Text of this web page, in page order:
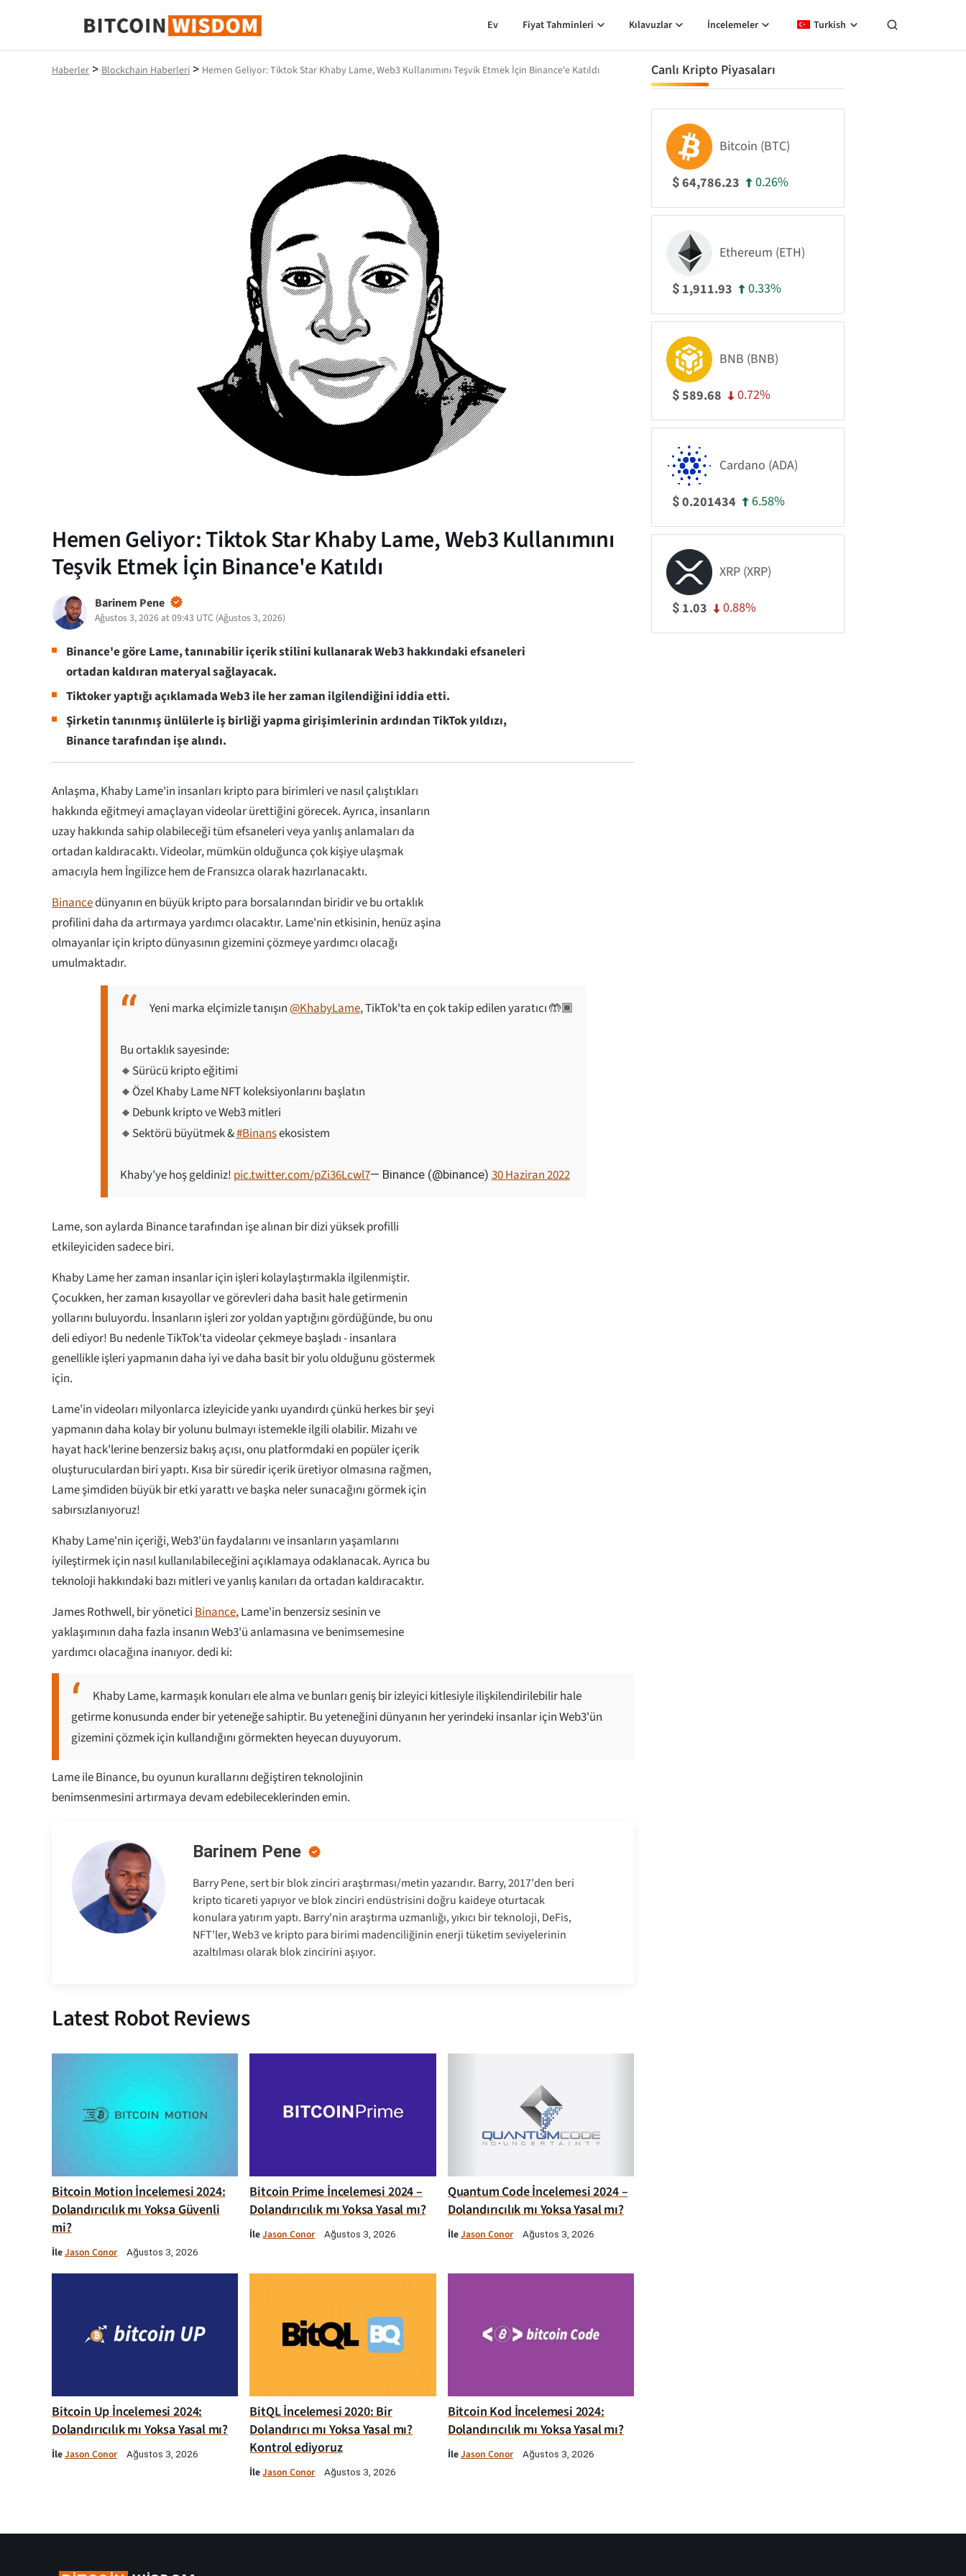
Bitcoin Bilgeliği
Ev Fiyat Tahminleri Kılavuzlar İncelemeler Turkish
Haberler > Blockchain Haberleri > Hemen Geliyor: Tiktok Star Khaby Lame, Web3 Kullanımını Teşvik Etmek İçin Binance'e Katıldı
Hemen Geliyor: Tiktok Star Khaby Lame, Web3 Kullanımını
Teşvik Etmek İçin Binance'e Katıldı
Barinem Pene
Ağustos 3, 2026 at 09:43 UTC (Ağustos 3, 2026)
Binance'e göre Lame, tanınabilir içerik stilini kullanarak Web3 hakkındaki efsaneleri
ortadan kaldıran materyal sağlayacak.
Tiktoker yaptığı açıklamada Web3 ile her zaman ilgilendiğini iddia etti.
Şirketin tanınmış ünlülerle iş birliği yapma girişimlerinin ardından TikTok yıldızı,
Binance tarafından işe alındı.
Anlaşma, Khaby Lame'in insanları kripto para birimleri ve nasıl çalıştıkları
hakkında eğitmeyi amaçlayan videolar ürettiğini görecek. Ayrıca, insanların
uzay hakkında sahip olabileceği tüm efsaneleri veya yanlış anlamaları da
ortadan kaldıracaktı. Videolar, mümkün olduğunca çok kişiye ulaşmak
amacıyla hem İngilizce hem de Fransızca olarak hazırlanacaktı.
Binancedünyanın en büyük kripto para borsalarından biridir ve bu ortaklık
profilini daha da artırmaya yardımcı olacaktır. Lame'nin etkisinin, henüz aşina
olmayanlar için kripto dünyasının gizemini çözmeye yardımcı olacağı
umulmaktadır.
Yeni marka elçimizle tanışın@KhabyLame, TikTok'ta en çok takip edilen yaratıcı 🤲🏾
Bu ortaklık sayesinde:
🔸Sürücü kripto eğitimi
🔸Özel Khaby Lame NFT koleksiyonlarını başlatın
🔸Debunk kripto ve Web3 mitleri
🔸Sektörü büyütmek &#Binansekosistem
Khaby'ye hoş geldiniz! pic.twitter.com/pZi36Lcwl7— Binance (@binance) 30 Haziran 2022
Lame, son aylarda Binance tarafından işe alınan bir dizi yüksek profilli
etkileyiciden sadece biri.
Khaby Lame her zaman insanlar için işleri kolaylaştırmakla ilgilenmiştir.
Çocukken, her zaman kısayollar ve görevleri daha basit hale getirmenin
yollarını buluyordu. İnsanların işleri zor yoldan yaptığını gördüğünde, bu onu
deli ediyor! Bu nedenle TikTok'ta videolar çekmeye başladı - insanlara
genellikle işleri yapmanın daha iyi ve daha basit bir yolu olduğunu göstermek
için.
Lame'in videoları milyonlarca izleyicide yankı uyandırdı çünkü herkes bir şeyi
yapmanın daha kolay bir yolunu bulmayı istemekle ilgili olabilir. Mizahı ve
hayat hack'lerine benzersiz bakış açısı, onu platformdaki en popüler içerik
oluşturuculardan biri yaptı. Kısa bir süredir içerik üretiyor olmasına rağmen,
Lame şimdiden büyük bir etki yarattı ve başka neler sunacağını görmek için
sabırsızlanıyoruz!
Khaby Lame'nin içeriği, Web3'ün faydalarını ve insanların yaşamlarını
iyileştirmek için nasıl kullanılabileceğini açıklamaya odaklanacak. Ayrıca bu
teknoloji hakkındaki bazı mitleri ve yanlış kanıları da ortadan kaldıracaktır.
James Rothwell, bir yöneticiBinance, Lame'in benzersiz sesinin ve
yaklaşımının daha fazla insanın Web3'ü anlamasına ve benimsemesine
yardımcı olacağına inanıyor. dedi ki:
Khaby Lame, karmaşık konuları ele alma ve bunları geniş bir izleyici kitlesiyle ilişkilendirilebilir hale
getirme konusunda ender bir yeteneğe sahiptir. Bu yeteneğini dünyanın her yerindeki insanlar için Web3'ün
gizemini çözmek için kullandığını görmekten heyecan duyuyorum.
Lame ile Binance, bu oyunun kurallarını değiştiren teknolojinin
benimsenmesini artırmaya devam edebileceklerinden emin.
Barinem Pene
Barry Pene, sert bir blok zinciri araştırması/metin yazarıdır. Barry, 2017'den beri
kripto ticareti yapıyor ve blok zinciri endüstrisini doğru kaideye oturtacak
konulara yatırım yaptı. Barry'nin araştırma uzmanlığı, yıkıcı bir teknoloji, DeFis,
NFT'ler, Web3 ve kripto para birimi madenciliğinin enerji tüketim seviyelerinin
azaltılması olarak blok zincirini aşıyor.
Latest Robot Reviews
Bitcoin Motion İncelemesi 2024:
Dolandırıcılık mı Yoksa Güvenli
mi?
İleJason Conor Ağustos 3, 2026
Bitcoin Prime İncelemesi 2024 –
Dolandırıcılık mı Yoksa Yasal mı?
İleJason Conor Ağustos 3, 2026
Quantum Code İncelemesi 2024 –
Dolandırıcılık mı Yoksa Yasal mı?
İleJason Conor Ağustos 3, 2026
Bitcoin Up İncelemesi 2024:
Dolandırıcılık mı Yoksa Yasal mı?
İleJason Conor Ağustos 3, 2026
BitQL İncelemesi 2020: Bir
Dolandırıcı mı Yoksa Yasal mı?
Kontrol ediyoruz
İleJason Conor Ağustos 3, 2026
Bitcoin Kod İncelemesi 2024:
Dolandırıcılık mı Yoksa Yasal mı?
İleJason Conor Ağustos 3, 2026
Canlı Kripto Piyasaları
Bitcoin (BTC)
$64,786.23 0.26%
Ethereum (ETH)
$ 1,911.93 0.33%
BNB (BNB)
$589.68 0.72%
Cardano (ADA)
$0.201434 6.58%
XRP (XRP)
$ 1.03 0.88%